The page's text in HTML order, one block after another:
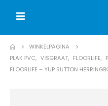
WINKELPAGINA
PLAK PVC, VISGRAAT, FLOORLIFE,
FLOORLIFE – YUP SUTTON